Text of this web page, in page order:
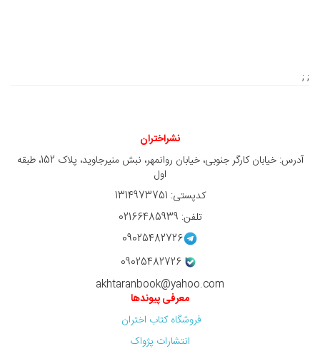
; ;
نشراختران
آدرس: خیابان کارگر جنوبی، خیابان روانمهر، نبش منیرجاوید، پلاک 152، طبقه
اول
کدپستی: 1314973751
تلفن: 02166485939
09025482726
09025482726
akhtaranbook@yahoo.com
معرفی پیوندها
فروشگاه کتاب اختران
انتشارات پژواک